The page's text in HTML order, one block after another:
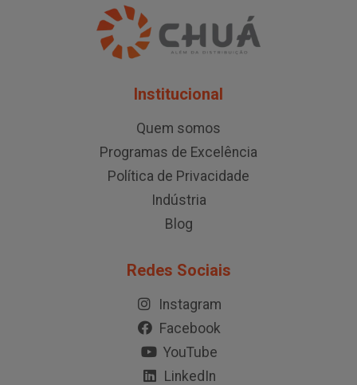
Institucional
Quem somos
Programas de Excelência
Política de Privacidade
Indústria
Blog
Redes Sociais
Instagram
Facebook
YouTube
LinkedIn